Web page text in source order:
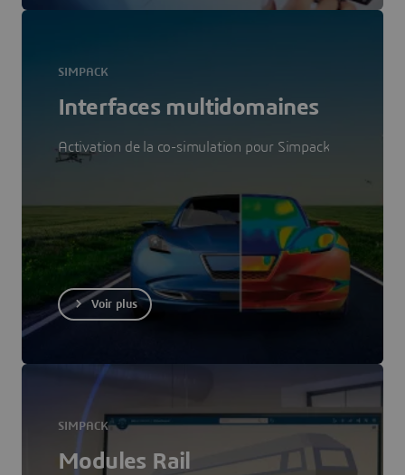
SIMPACK
Interfaces multidomaines
Activation de la co-simulation pour Simpack
Voir plus
SIMPACK
Modules Rail